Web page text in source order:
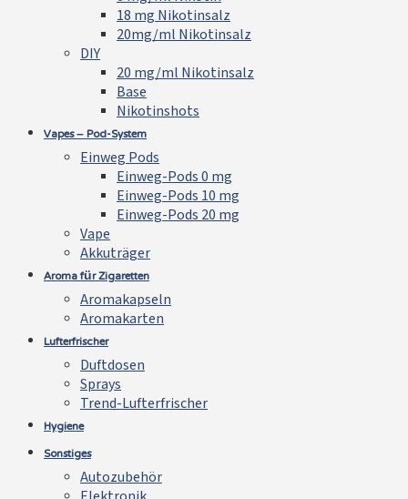
18 mg Nikotinsalz
20mg/ml Nikotinsalz
DIY
20 mg/ml Nikotinsalz
Base
Nikotinshots
Vapes – Pod-System
Einweg Pods
Einweg-Pods 0 mg
Einweg-Pods 10 mg
Einweg-Pods 20 mg
Vape
Akkuträger
Aroma für Zigaretten
Aromakapseln
Aromakarten
Lufterfrischer
Duftdosen
Sprays
Trend-Lufterfrischer
Hygiene
Sonstiges
Autozubehör